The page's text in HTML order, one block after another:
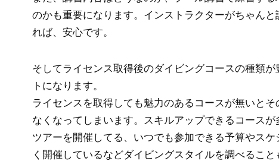
のかも重要になります。インストラクターがちゃん
れば、安心です。
そしてライセンス取得後のダイビングコースの種類
トになります。
ライセンスを取得しても魅力のあるコースが無いと
なくなってしまいます。スキルアップできるコース
ツアーを開催してる、いつでも参加できる予算やス
く開催しているなどダイビングスタイルを調べること